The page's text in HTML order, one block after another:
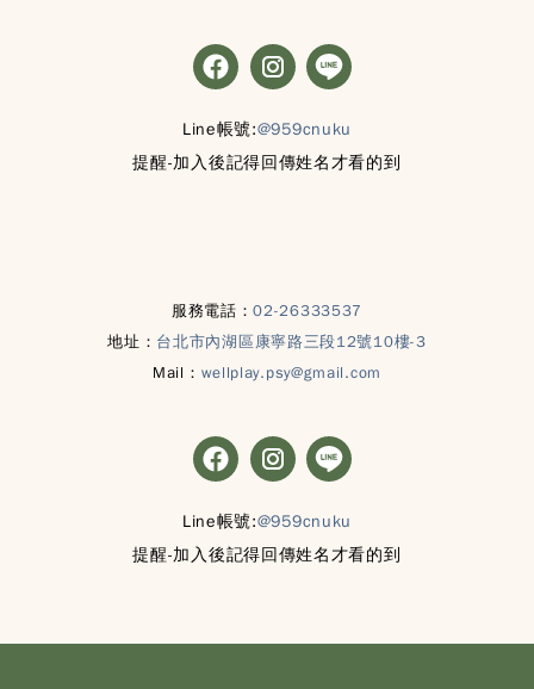
Line帳號:@959cnuku
提醒-加入後記得回傳姓名才看的到
服務電話：02-26333537
地址： 台北市內湖區康寧路三段12號10樓-3
Mail： wellplay.psy@gmail.com
Line帳號:@959cnuku
提醒-加入後記得回傳姓名才看的到